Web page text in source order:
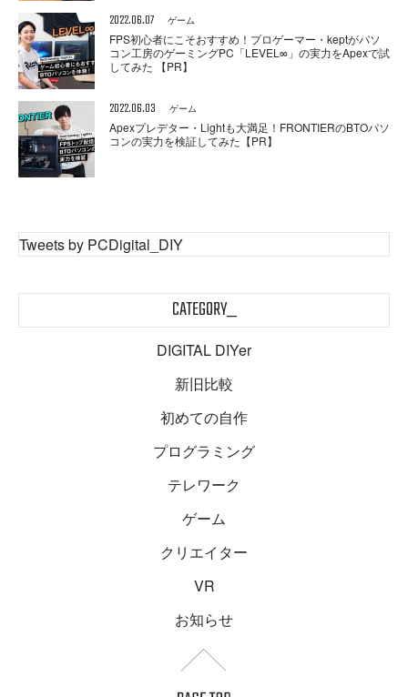
2022.06.07 ゲーム
FPS初心者にこそおすすめ！プロゲーマー・keptがパソ
コン工房のゲーミングPC「LEVEL∞」の実力をApexで試
してみた 【PR】
2022.06.03 ゲーム
Apexプレデター・Lightも大満足！FRONTIERのBTOパソ
コンの実力を検証してみた【PR】
Tweets by PCDigital_DIY
CATEGORY_
DIGITAL DIYer
新旧比較
初めての自作
プログラミング
テレワーク
ゲーム
クリエイター
VR
お知らせ